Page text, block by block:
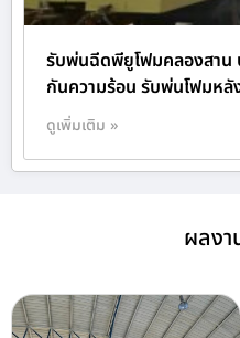
รับพ่นฉีดพียูโฟมคลองสาน
กันความร้อน รับพ่นโฟมหลั
ดูเพิ่มเติม »
ผลงา